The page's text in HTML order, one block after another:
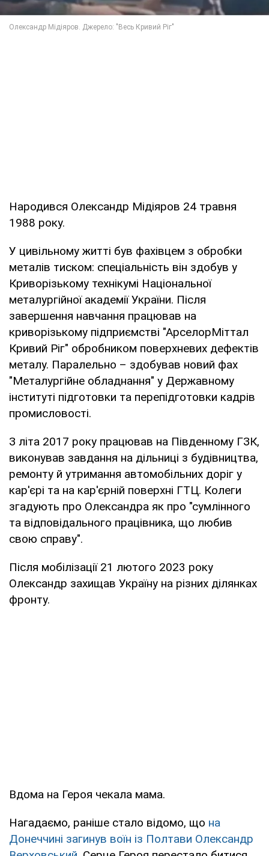
Народився Олександр Мідіяров 24 травня
1988 року.
У цивільному житті був фахівцем з обробки
металів тиском: спеціальність він здобув у
Криворізькому технікумі Національної
металургійної академії України. Після
завершення навчання працював на
криворізькому підприємстві "АрселорМіттал
Кривий Ріг" обробником поверхневих дефектів
металу. Паралельно – здобував новий фах
"Металургійне обладнання" у Державному
інституті підготовки та перепідготовки кадрів
промисловості.
З літа 2017 року працював на Південному ГЗК,
виконував завдання на дільниці з будівництва,
ремонту й утримання автомобільних доріг у
кар'єрі та на кар'єрній поверхні ГТЦ. Колеги
згадують про Олександра як про "сумлінного
та відповідального працівника, що любив
свою справу".
Після мобілізації 21 лютого 2023 року
Олександр захищав Україну на різних ділянках
фронту.
Вдома на Героя чекала мама.
Нагадаємо, раніше стало відомо, що на
Донеччині загинув воїн із Полтави Олександр